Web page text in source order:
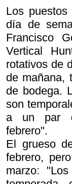
Los puestos
día de
Francisco
Vertical
rotativos de
de mañana,
de bodega.
son
a un par
febrero".
El grueso
febrero,
marzo: